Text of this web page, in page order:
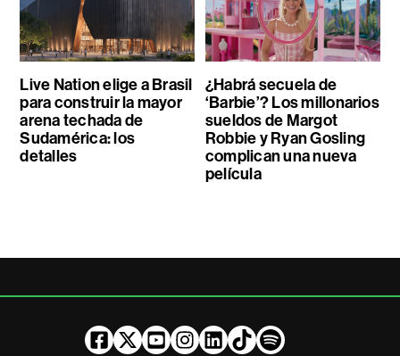
Live Nation elige a Brasil
para construir la mayor
arena techada de
Sudamérica: los
detalles
¿Habrá secuela de
‘Barbie’? Los millonarios
sueldos de Margot
Robbie y Ryan Gosling
complican una nueva
película